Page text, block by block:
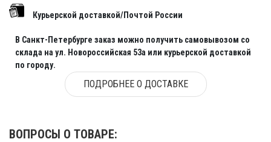
Курьерской доставкой/Почтой России
В Санкт-Петербурге заказ можно получить самовывозом со
склада на ул. Новороссийская 53а или курьерской доставкой
по городу.
ПОДРОБНЕЕ О ДОСТАВКЕ
ВОПРОСЫ О ТОВАРЕ: